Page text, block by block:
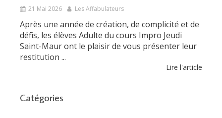
21 Mai 2026 Les Affabulateurs
Après une année de création, de complicité et de
défis, les élèves Adulte du cours Impro Jeudi
Saint-Maur ont le plaisir de vous présenter leur
restitution ...
Lire l'article
Catégories